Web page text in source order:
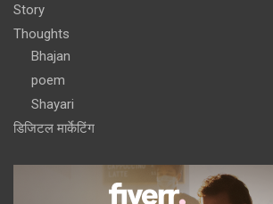
Story
Thoughts
Bhajan
poem
Shayari
डिजिटल मार्केटिंग